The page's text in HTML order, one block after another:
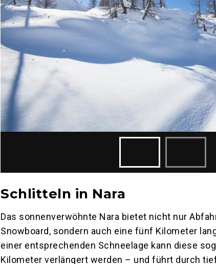
Schlitteln in Nara
Das sonnenverwöhnte Nara bietet nicht nur
Snowboard, sondern auch eine fünf Kilometer
einer entsprechenden Schneelage kann diese
Kilometer verlängert werden – und führt durch